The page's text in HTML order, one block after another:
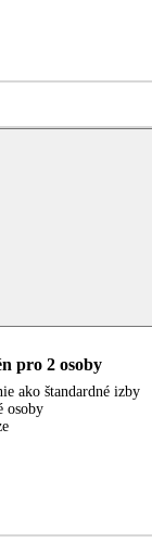
pro 2 osoby
ako štandardné izby
osoby